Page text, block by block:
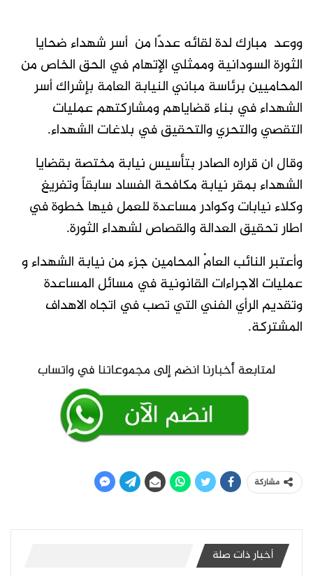
ووعد مبارك لدة لقائه عددًا من أسر شهداء ضحايا
الثورة السودانية وممثلي الإتهام في الحق الخاص من
المحاميين برئاسة مباني النيابة العامة بإشراك أسر
الشهداء في بناء قضاياهم ومشاركتهم عمليات
التقصي والتحري والتحقيق في بلاغات الشهداء.
وقال ان قراره الصادر بتأسيس نيابة مختصة بقضايا
الشهداء بمقر نيابة مكافحة الفساد سابقاً وتفريغ
وكلاء نيابات وكوادر مساعدة للعمل فيها خطوة في
اطار تحقيق العدالة والقصاص لشهداء الثورة.
وأعتبر النائب العامْ المحامين جزء من نيابة الشهداء و
عمليات الاجراءات القانونية في مسائل المساعدة
وتقديم الرأي الفني التي تصب في اتجاه الاهداف
المشتركة.
مشاركة
أخبار ذات صلة